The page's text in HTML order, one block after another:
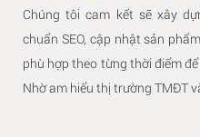
Chúng tôi cam kết sẽ xây
chuẩn SEO, cập nhật sản
phù hợp theo từng thời điểm
Nhờ am hiểu thị trường TMĐT